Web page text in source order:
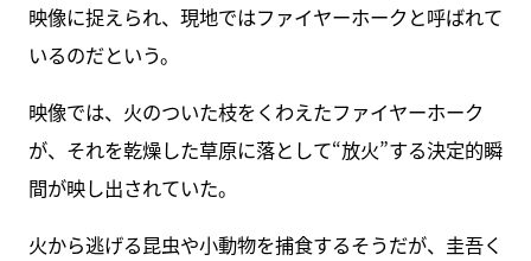
映像に捉えられ、現地ではファイヤーホークと呼ばれて
いるのだという。
映像では、火のついた枝をくわえたファイヤーホーク
が、それを乾燥した草原に落として“放火”する決定的瞬
間が映し出されていた。
火から逃げる昆虫や小動物を捕食するそうだが、圭吾く